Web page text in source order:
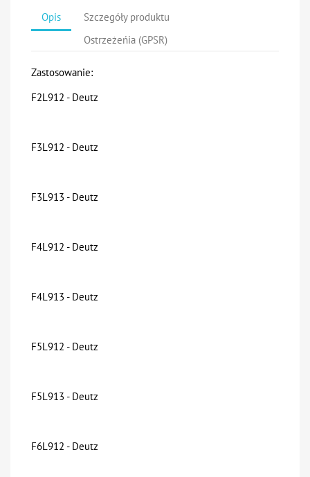
Opis
Szczegóły produktu
Ostrzeżeńia (GPSR)
Zastosowanie:
F2L912 - Deutz
F3L912 - Deutz
F3L913 - Deutz
F4L912 - Deutz
F4L913 - Deutz
F5L912 - Deutz
F5L913 - Deutz
F6L912 - Deutz